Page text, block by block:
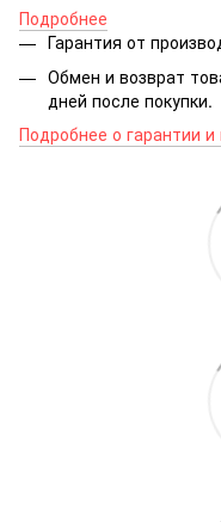
Подробнее
Гарантия от
Обмен и возврат
дней после покупки.
Подробнее о гарантии и